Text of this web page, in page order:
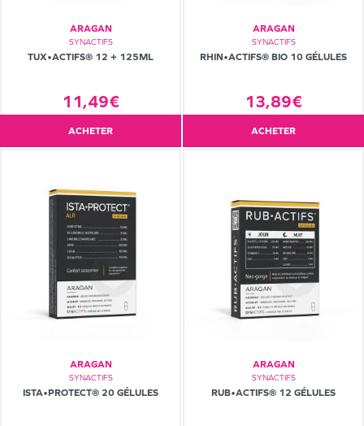
ARAGAN
SYNACTIFS
TUX•ACTIFS® 12 + 125ML
11,49€
ACHETER
ARAGAN
SYNACTIFS
RHIN•ACTIFS® BIO 10 GÉLULES
13,89€
ACHETER
ARAGAN
SYNACTIFS
ISTA•PROTECT® 20 GÉLULES
ARAGAN
SYNACTIFS
RUB•ACTIFS® 12 GÉLULES